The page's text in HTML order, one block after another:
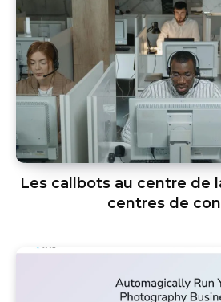
Les callbots au centre de
centres de